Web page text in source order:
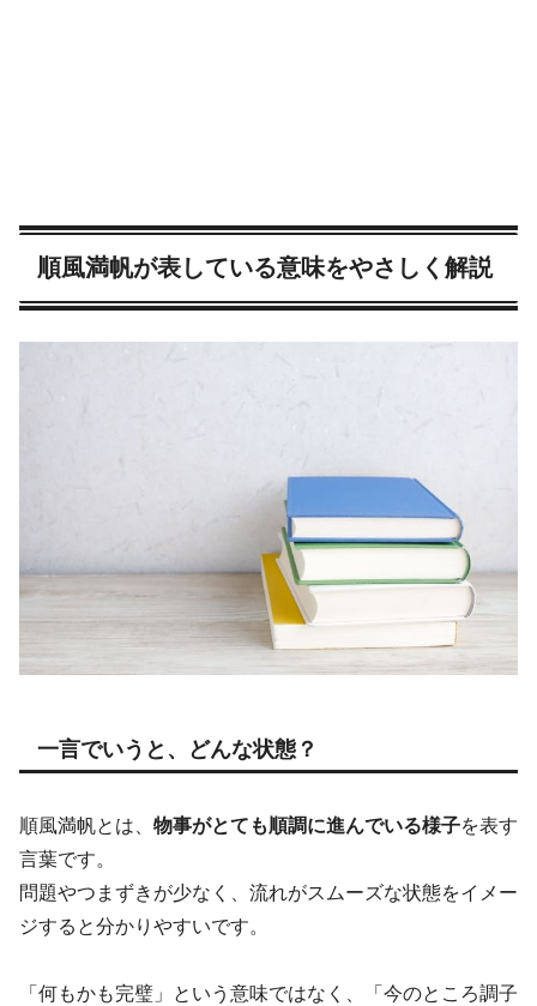
順風満帆が表している意味をやさしく解説
一言でいうと、どんな状態？
順風満帆とは、 物事がとても順調に進んでいる様子を表す
言葉です。
問題やつまずきが少なく、流れがスムーズな状態をイメー
ジすると分かりやすいです。
「何もかも完璧」という意味ではなく、「今のところ調子